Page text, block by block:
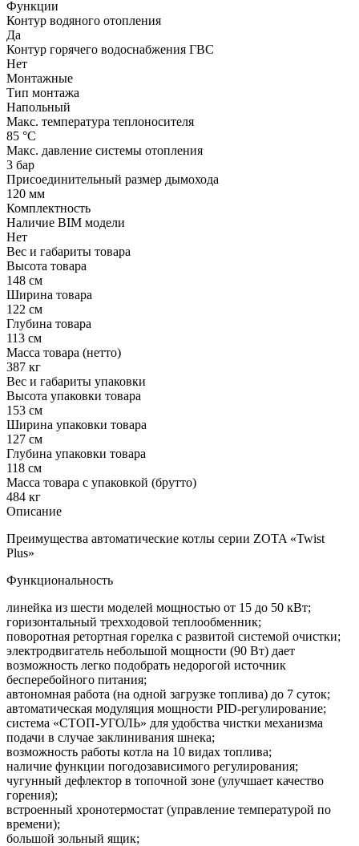
Функции
Контур водяного отопления
Да
Контур горячего водоснабжения ГВС
Нет
Монтажные
Тип монтажа
Напольный
Макс. температура теплоносителя
85 °С
Макс. давление системы отопления
3 бар
Присоединительный размер дымохода
120 мм
Комплектность
Наличие BIM модели
Нет
Вес и габариты товара
Высота товара
148 см
Ширина товара
122 см
Глубина товара
113 см
Масса товара (нетто)
387 кг
Вес и габариты упаковки
Высота упаковки товара
153 см
Ширина упаковки товара
127 см
Глубина упаковки товара
118 см
Масса товара с упаковкой (брутто)
484 кг
Описание
Преимущества автоматические котлы серии ZOTA «Twist
Plus»
Функциональность
линейка из шести моделей мощностью от 15 до 50 кВт;
горизонтальный трехходовой теплообменник;
поворотная ретортная горелка с развитой системой очистки;
электродвигатель небольшой мощности (90 Вт) дает
возможность легко подобрать недорогой источник
бесперебойного питания;
автономная работа (на одной загрузке топлива) до 7 суток;
автоматическая модуляция мощности PID-регулирование;
cистема «СТОП-УГОЛЬ» для удобства чистки механизма
подачи в случае заклинивания шнека;
возможность работы котла на 10 видах топлива;
наличие функции погодозависимого регулирования;
чугунный дефлектор в топочной зоне (улучшает качество
горения);
встроенный хронотермостат (управление температурой по
времени);
большой зольный ящик;